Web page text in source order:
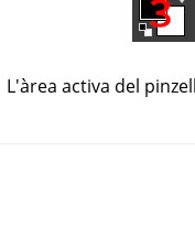
L'àrea activa del